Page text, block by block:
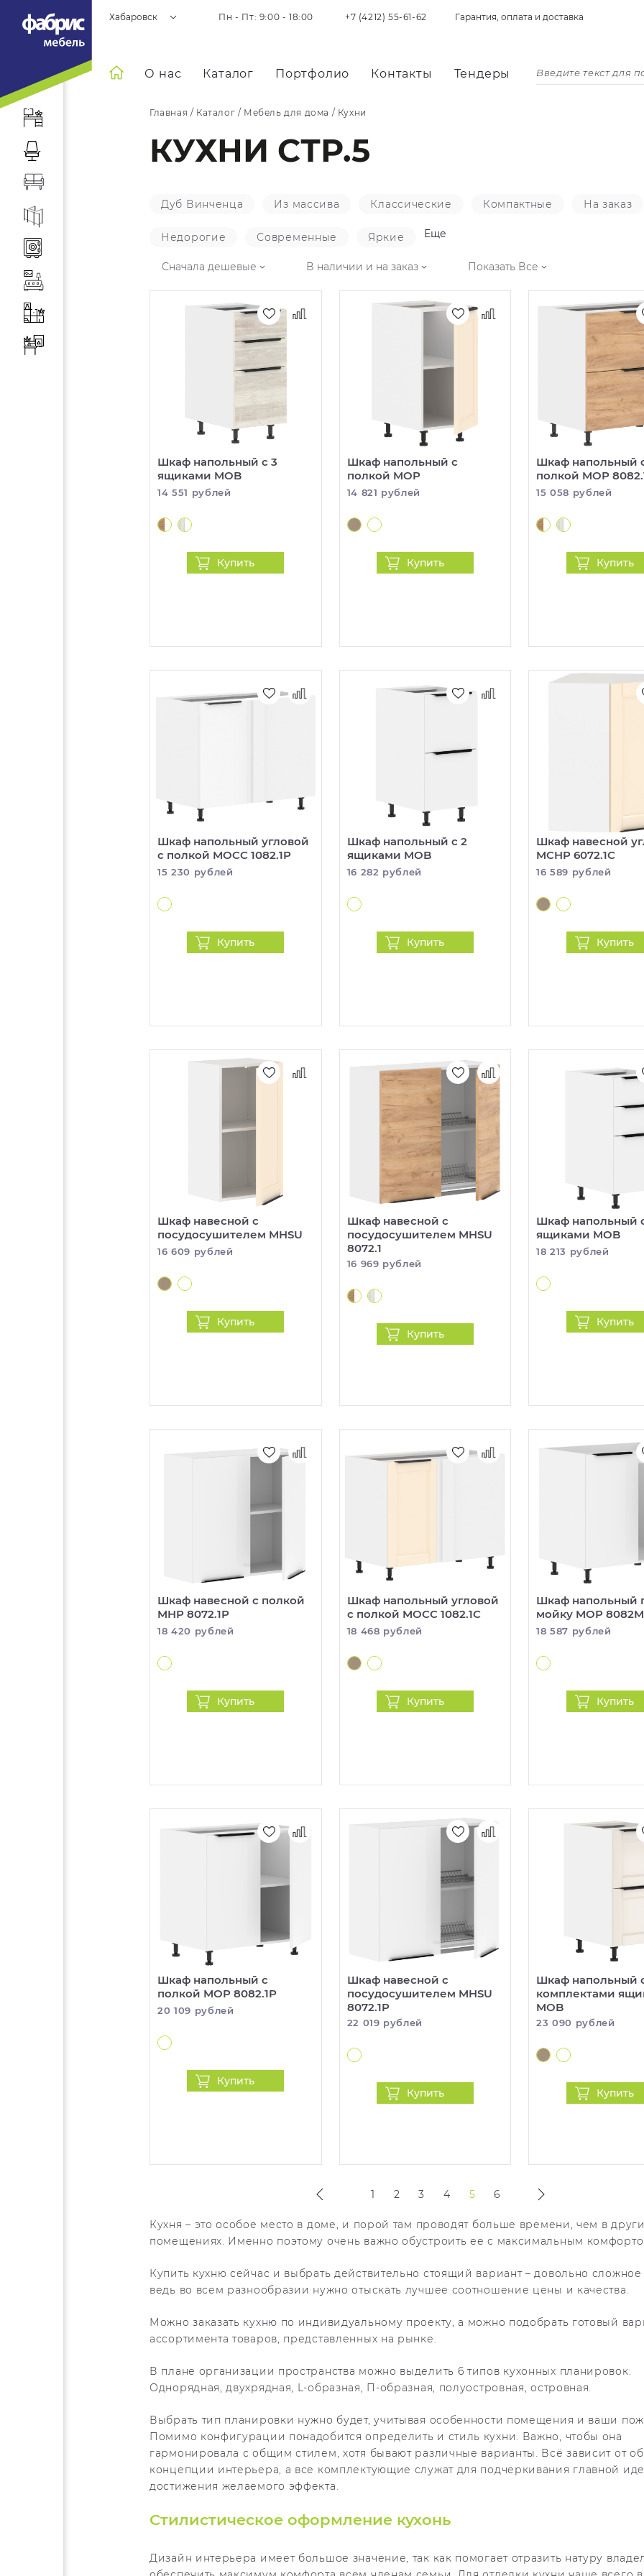
Хабаровск Пн - Пт: 9:00 - 18:00 +7 (4212) 55-61-62 Гарантия, оплата и доставка
О нас Каталог Портфолио Контакты Тендеры
Главная / Каталог / Мебель для дома / Кухни
КУХНИ СТР.5
Дуб Винченца Из массива Классические Компактные На заказ
Недорогие Современные Яркие Еще
Сначала дешевые В наличии и на заказ Показать Все
Шкаф напольный с 3
ящиками MOB
14 551 рублей
Купить
Шкаф напольный с
полкой MOP
14 821 рублей
Купить
Шкаф напольный
полкой MOP
15 058 рублей
Купить
Шкаф напольный угловой
с полкой MOCC 1082.1P
15 230 рублей
Купить
Шкаф напольный с 2
ящиками MOB
16 282 рублей
Купить
Шкаф навесной
MCHP 6072.1C
16 589 рублей
Купить
Шкаф навесной с
посудосушителем MHSU
16 609 рублей
Купить
Шкаф навесной с
посудосушителем MHSU
8072.1
16 969 рублей
Купить
Шкаф напольный
ящиками MOB
18 213 рублей
Купить
Шкаф навесной с полкой
MHP 8072.1P
18 420 рублей
Купить
Шкаф напольный угловой
с полкой MOCC 1082.1C
18 468 рублей
Купить
Шкаф напольный
мойку MOP
18 587 рублей
Купить
Шкаф напольный с
полкой MOP 8082.1P
20 109 рублей
Купить
Шкаф навесной с
посудосушителем MHSU
8072.1P
22 019 рублей
Купить
Шкаф напольный
комплектами
MOB
23 090 рублей
Купить
1 2 3 4 5 6
Кухня – это особое место в доме, и порой там проводят больше времени, чем в
помещениях. Именно поэтому очень важно обустроить ее с максимальным
Купить кухню сейчас и выбрать действительно стоящий вариант – довольно
ведь во всем разнообразии нужно отыскать лучшее соотношение цены и качества.
Можно заказать кухню по индивидуальному проекту, а можно подобрать готовый
ассортимента товаров, представленных на рынке.
В плане организации пространства можно выделить 6 типов кухонных планировок:
Однорядная, двухрядная, L-образная, П-образная, полуостровная, островная.
Выбрать тип планировки нужно будет, учитывая особенности помещения и ваши
Помимо конфигурации понадобится определить и стиль кухни. Важно, чтобы она
гармонировала с общим стилем, хотя бывают различные варианты. Всё зависит от
концепции интерьера, а все комплектующие служат для подчеркивания главной
достижения желаемого эффекта.
Стилистическое оформление кухонь
Дизайн интерьера имеет большое значение, так как помогает отразить натуру